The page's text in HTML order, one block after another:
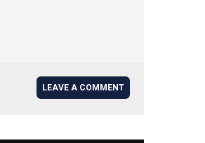
LEAVE A COMMENT